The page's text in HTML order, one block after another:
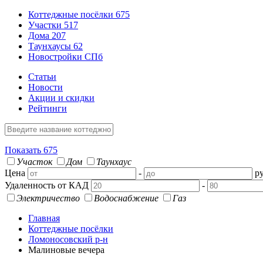
Коттеджные посёлки 675
Участки 517
Дома 207
Таунхаусы 62
Новостройки СПб
Статьи
Новости
Акции и скидки
Рейтинги
Показать 675
Участок
Дом
Таунхаус
Цена
-
Удаленность от КАД
-
Электричество
Водоснабжение
Газ
Главная
Коттеджные посёлки
Ломоносовский р-н
Малиновые вечера